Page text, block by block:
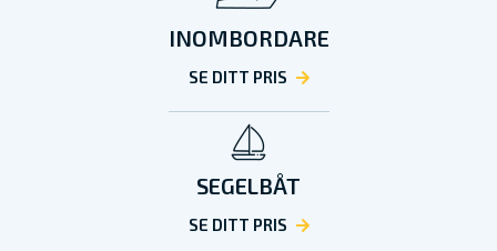
INOMBORDARE
SE DITT PRIS
SEGELBÅT
SE DITT PRIS